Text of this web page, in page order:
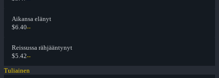
Aikansa elänyt
$6.40--
Reissussa rähjääntynyt
$5.42--
Tuliainen